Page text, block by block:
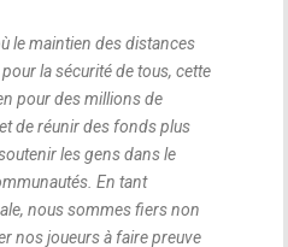
le maintien des distances
la sécurité de tous, cette
pour des millions de
de réunir des fonds plus
les gens dans le
En tant
nous sommes fiers non
nos joueurs à faire preuve